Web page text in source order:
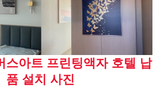
스아트 프린팅액자 호텔 납
품 설치 사진